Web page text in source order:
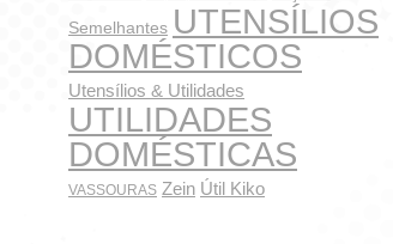
Semelhantes UTENSÍLIOS
DOMÉSTICOS
Utensílios & Utilidades
UTILIDADES
DOMÉSTICAS
VASSOURAS Zein Útil Kiko